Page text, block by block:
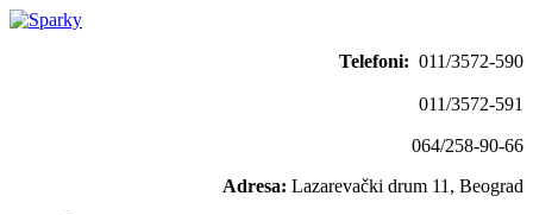
Telefoni: 011/3572-590
011/3572-591
064/258-90-66
Adresa: Lazarevački drum 11, Beograd